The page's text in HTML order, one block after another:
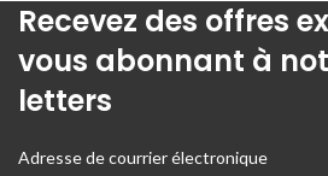
Recevez des offres
vous abonnant à
letters
Adresse de courrier électronique